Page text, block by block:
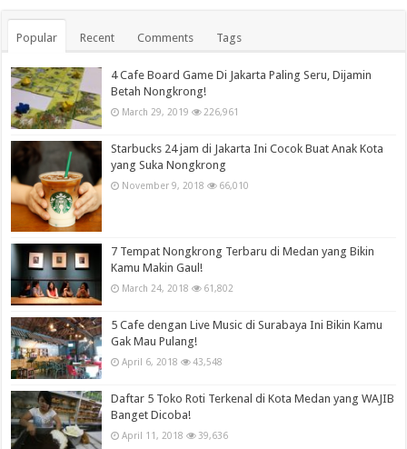
Popular Recent Comments Tags
4 Cafe Board Game Di Jakarta Paling Seru, Dijamin
Betah Nongkrong!
March 29, 2019 226,961
Starbucks 24 jam di Jakarta Ini Cocok Buat Anak Kota
yang Suka Nongkrong
November 9, 2018 66,010
7 Tempat Nongkrong Terbaru di Medan yang Bikin
Kamu Makin Gaul!
March 24, 2018 61,802
5 Cafe dengan Live Music di Surabaya Ini Bikin Kamu
Gak Mau Pulang!
April 6, 2018 43,548
Daftar 5 Toko Roti Terkenal di Kota Medan yang WAJIB
Banget Dicoba!
April 11, 2018 39,636